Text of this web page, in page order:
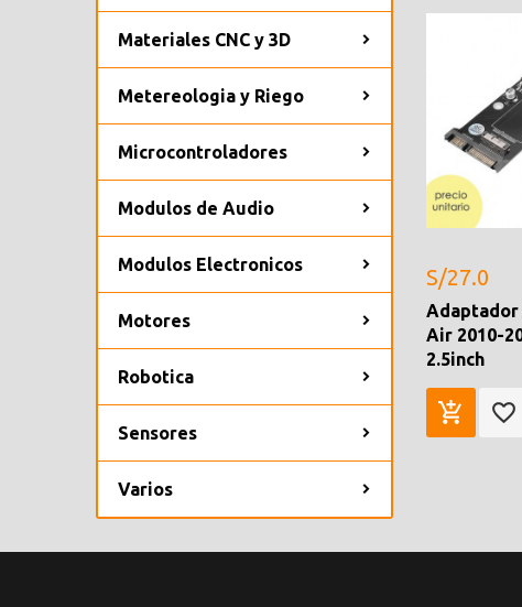
Materiales CNC y 3D
Metereologia y Riego
Microcontroladores
Modulos de Audio
Modulos Electronicos
Motores
Robotica
Sensores
Varios
S/27.0
Adaptador
Air 2010-
2.5inch